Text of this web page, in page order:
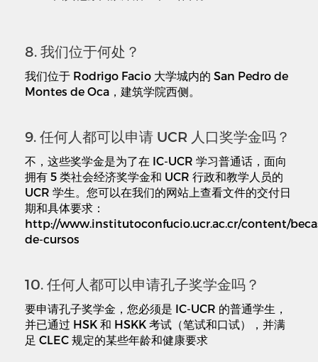
8. 我们位于何处？
我们位于 Rodrigo Facio 大学城内的 San Pedro de
Montes de Oca，建筑学院西侧。
9. 任何人都可以申请 UCR 人口奖学金吗？
不，这些奖学金是为了在 IC-UCR 学习普通话，面向
拥有 5 类社会经济奖学金和 UCR 行政和教学人员的
UCR 学生。您可以在我们的网站上查看文件的交付日
期和具体要求：
http://www.institutoconfucio.ucr.ac.cr/content/
de-cursos
10. 任何人都可以申请孔子奖学金吗？
要申请孔子奖学金，您必须是 IC-UCR 的普通学生，
并已通过 HSK 和 HSKK 考试（笔试和口试），并满
足 CLEC 规定的某些年龄和健康要求